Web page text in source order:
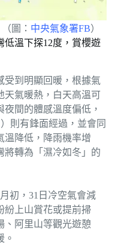
圖： 中央氣象署FB）
低溫下探12度，賞櫻遊
受到明顯回暖，根據氣
天氣暖熱，白天高溫可
間的體感溫度偏低，
則有鋒面經過，並會同
溫降低，降雨機率增
將轉為「濕冷如冬」的
初，31日冷空氣會減
紛上山賞花或提前掃
、阿里山等觀光遊憩
。